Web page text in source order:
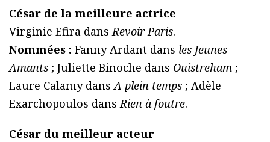
César de la meilleure actrice
Virginie Efira dansRevoir Paris.
Nommées : Fanny Ardant dans les Jeunes
Amants ; Juliette Binoche dans Ouistreham ;
Laure Calamy dansA plein temps ; Adèle
Exarchopoulos dansRien à foutre.
César du meilleur acteur